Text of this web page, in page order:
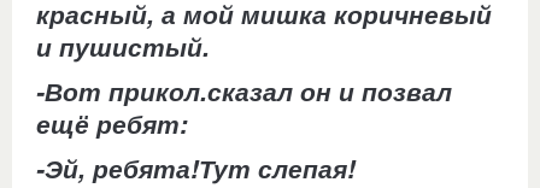
красный, а мой мишка коричневый
и пушистый.
-Вот прикол.сказал он и позвал
ещё ребят:
-Эй, ребята!Тут слепая!